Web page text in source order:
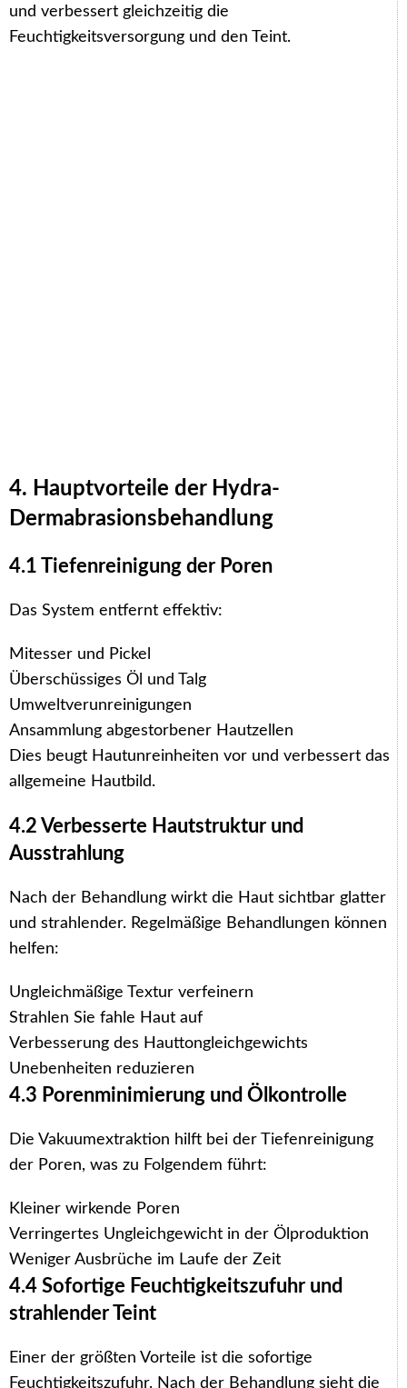
und verbessert gleichzeitig die
Feuchtigkeitsversorgung und den Teint.
4. Hauptvorteile der Hydra-
Dermabrasionsbehandlung
4.1 Tiefenreinigung der Poren
Das System entfernt effektiv:
Mitesser und Pickel
Überschüssiges Öl und Talg
Umweltverunreinigungen
Ansammlung abgestorbener Hautzellen
Dies beugt Hautunreinheiten vor und verbessert das
allgemeine Hautbild.
4.2 Verbesserte Hautstruktur und
Ausstrahlung
Nach der Behandlung wirkt die Haut sichtbar glatter
und strahlender. Regelmäßige Behandlungen können
helfen:
Ungleichmäßige Textur verfeinern
Strahlen Sie fahle Haut auf
Verbesserung des Hauttongleichgewichts
Unebenheiten reduzieren
4.3 Porenminimierung und Ölkontrolle
Die Vakuumextraktion hilft bei der Tiefenreinigung
der Poren, was zu Folgendem führt:
Kleiner wirkende Poren
Verringertes Ungleichgewicht in der Ölproduktion
Weniger Ausbrüche im Laufe der Zeit
4.4 Sofortige Feuchtigkeitszufuhr und
strahlender Teint
Einer der größten Vorteile ist die sofortige
Feuchtigkeitszufuhr. Nach der Behandlung sieht die